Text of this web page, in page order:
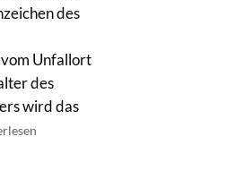
des
Unfallort
des
wird das